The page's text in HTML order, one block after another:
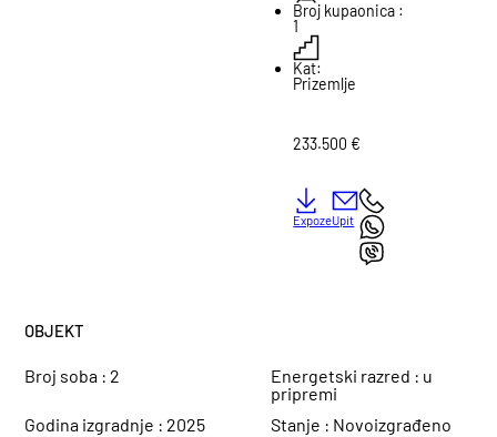
Broj kupaonica :
1
Kat:
Prizemlje
233.500 €
ExpozeUpit
OBJEKT
Broj soba : 2 Energetski razred : u
pripremi
Godina izgradnje : 2025 Stanje : Novoizgrađeno